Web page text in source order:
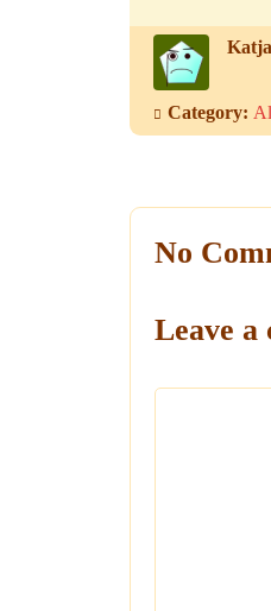
Katja
Category:
No
Leave a